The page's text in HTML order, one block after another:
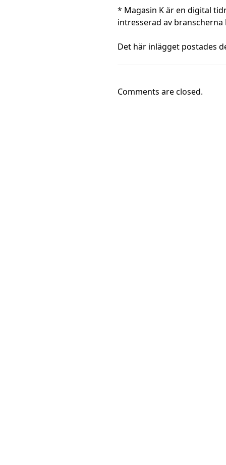
* Magasin K är en digital
intresserad av
Det här inlägget postades
Comments are closed.